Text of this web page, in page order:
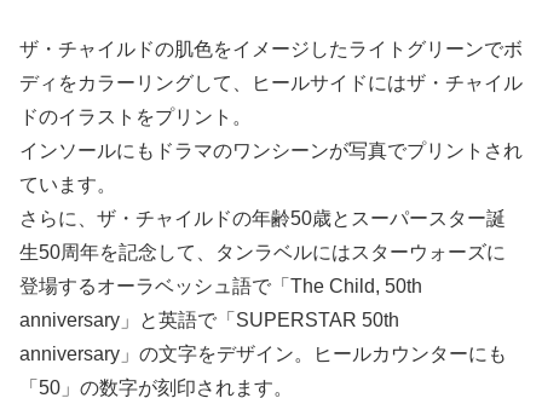
ザ・チャイルドの肌色をイメージしたライトグリーンでボ
ディをカラーリングして、ヒールサイドにはザ・チャイル
ドのイラストをプリント。
インソールにもドラマのワンシーンが写真でプリントされ
ています。
さらに、ザ・チャイルドの年齢50歳とスーパースター誕
生50周年を記念して、タンラベルにはスターウォーズに
登場するオーラベッシュ語で「The Child, 50th
anniversary」と英語で「SUPERSTAR 50th
anniversary」の文字をデザイン。ヒールカウンターにも
「50」の数字が刻印されます。